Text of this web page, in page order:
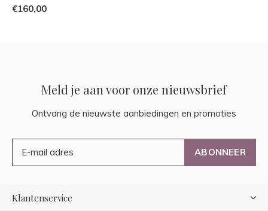
€160,00
Meld je aan voor onze nieuwsbrief
Ontvang de nieuwste aanbiedingen en promoties
ABONNEER
Klantenservice